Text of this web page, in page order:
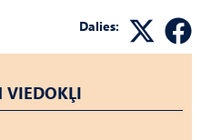
Dalies:
VIEDOKĻI